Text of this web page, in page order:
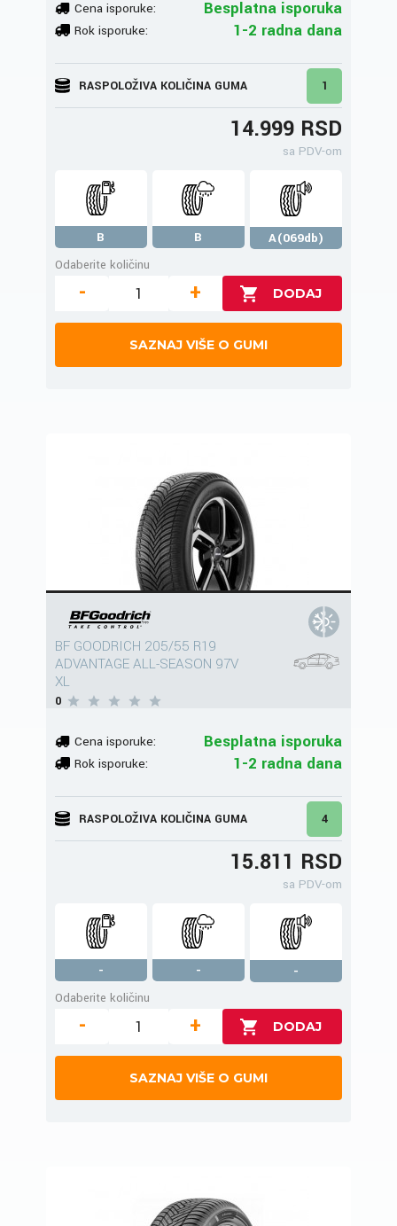
Cena isporuke: Besplatna isporuka
Rok isporuke: 1-2 radna dana
RASPOLOŽIVA KOLIČINA GUMA 1
14.999 RSD
sa PDV-om
B B
A(069db)
Odaberite količinu
- +
SAZNAJ VIŠE O GUMI
BF GOODRICH 205/55 R19
ADVANTAGE ALL-SEASON 97V
XL
0
Cena isporuke: Besplatna isporuka
Rok isporuke: 1-2 radna dana
RASPOLOŽIVA KOLIČINA GUMA 4
15.811 RSD
sa PDV-om
- -
-
Odaberite količinu
- +
SAZNAJ VIŠE O GUMI